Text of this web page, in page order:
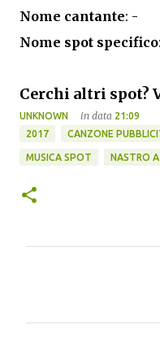
Nome cantante: -
Nome spot specifico
Cerchi altri spot?
UNKNOWN in data 21:09
2017
CANZONE
MUSICA SPOT NASTRO